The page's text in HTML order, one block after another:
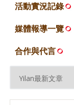
活動實況記錄
媒體報導一覽
合作與代言